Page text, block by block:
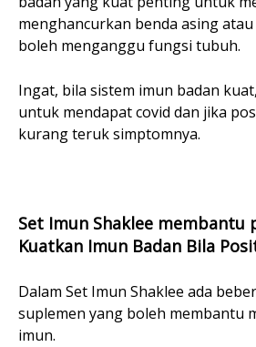
menghancurkan benda asing
boleh menganggu fungsi tubuh.
Ingat, bila sistem imun badan
untuk mendapat covid dan jika
kurang teruk simptomnya.
Set Imun Shaklee membantu
Kuatkan Imun Badan Bila
Dalam Set Imun Shaklee ada
suplemen yang boleh membantu
imun.